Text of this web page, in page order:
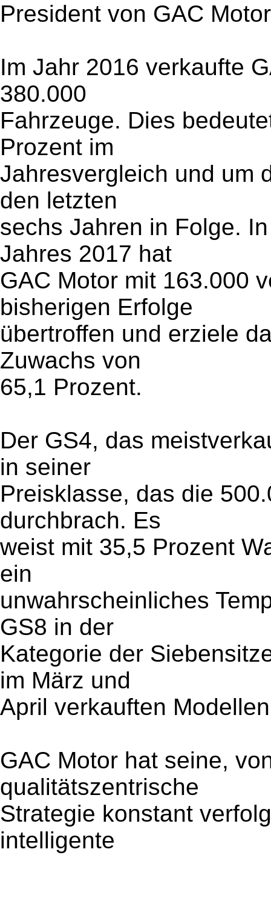
President von GAC
Im Jahr 2016 verkaufte
380.000
Fahrzeuge. Dies
Prozent im
Jahresvergleich und um
den letzten
sechs Jahren in Folge.
Jahres 2017 hat
GAC Motor mit 163.000
bisherigen Erfolge
übertroffen und erziele
Zuwachs von
65,1 Prozent.
Der GS4, das
in seiner
Preisklasse, das die
durchbrach. Es
weist mit 35,5 Prozent
ein
unwahrscheinliches
GS8 in der
Kategorie der
im März und
April verkauften
GAC Motor hat seine,
qualitätszentrische
Strategie konstant
intelligente